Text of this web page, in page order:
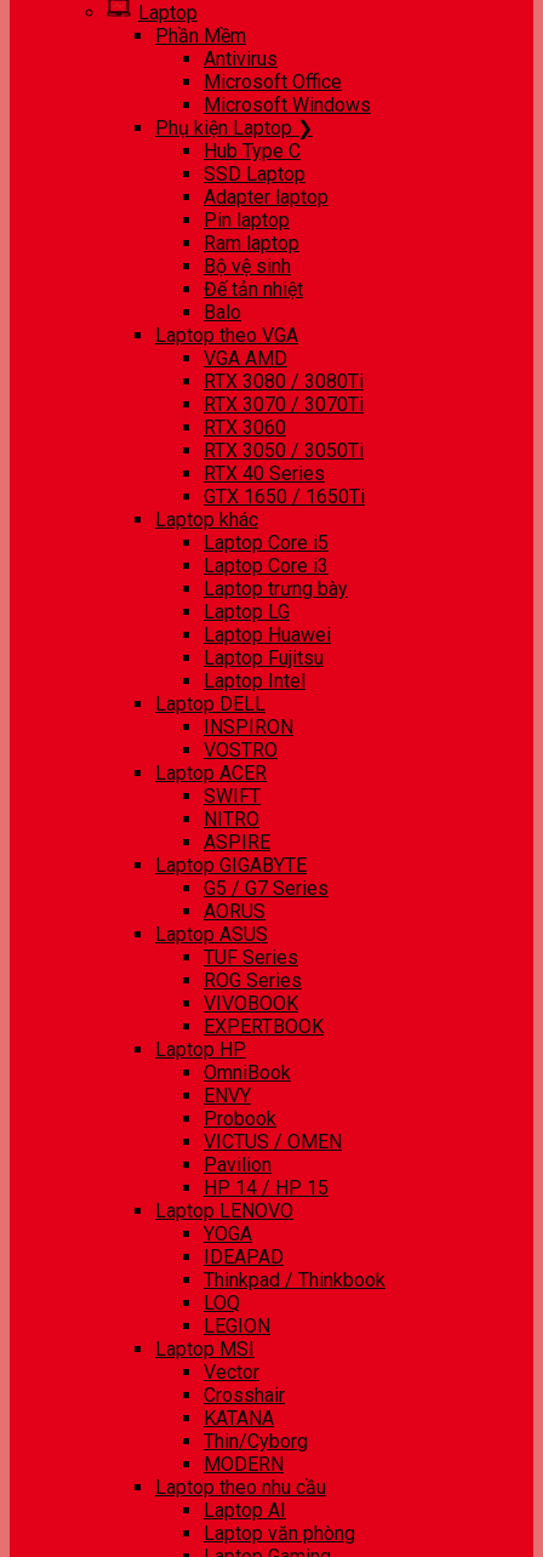
Laptop
Phần Mềm
Antivirus
Microsoft Office
Microsoft Windows
Phụ kiện Laptop ❯
Hub Type C
SSD Laptop
Adapter laptop
Pin laptop
Ram laptop
Bộ vệ sinh
Đế tản nhiệt
Balo
Laptop theo VGA
VGA AMD
RTX 3080 / 3080Ti
RTX 3070 / 3070Ti
RTX 3060
RTX 3050 / 3050Ti
RTX 40 Series
GTX 1650 / 1650Ti
Laptop khác
Laptop Core i5
Laptop Core i3
Laptop trưng bày
Laptop LG
Laptop Huawei
Laptop Fujitsu
Laptop Intel
Laptop DELL
INSPIRON
VOSTRO
Laptop ACER
SWIFT
NITRO
ASPIRE
Laptop GIGABYTE
G5 / G7 Series
AORUS
Laptop ASUS
TUF Series
ROG Series
VIVOBOOK
EXPERTBOOK
Laptop HP
OmniBook
ENVY
Probook
VICTUS / OMEN
Pavilion
HP 14 / HP 15
Laptop LENOVO
YOGA
IDEAPAD
Thinkpad / Thinkbook
LOQ
LEGION
Laptop MSI
Vector
Crosshair
KATANA
Thin/Cyborg
MODERN
Laptop theo nhu cầu
Laptop AI
Laptop văn phòng